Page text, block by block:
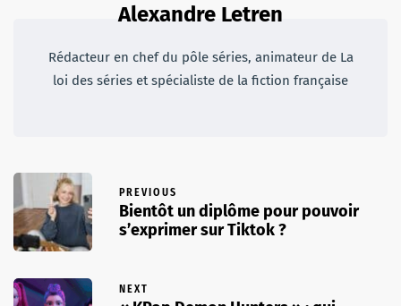
Alexandre Letren
Rédacteur en chef du pôle séries, animateur de La
loi des séries et spécialiste de la fiction française
PREVIOUS
Bientôt un diplôme pour pouvoir
s’exprimer sur Tiktok ?
NEXT